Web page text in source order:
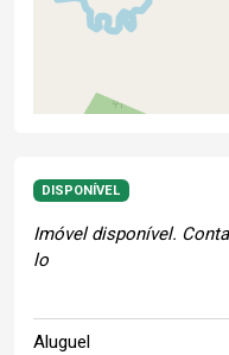
DISPONÍVEL
Imóvel disponível.
lo
Aluguel